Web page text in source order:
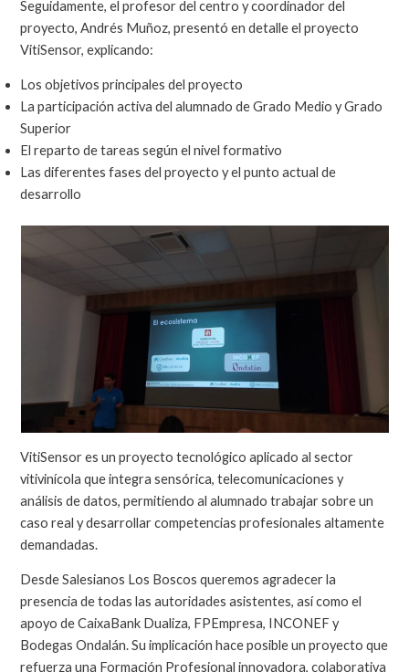
Seguidamente, el profesor del centro y coordinador del
proyecto, Andrés Muñoz, presentó en detalle el proyecto
VitiSensor, explicando:
Los objetivos principales del proyecto
La participación activa del alumnado de Grado Medio y Grado
Superior
El reparto de tareas según el nivel formativo
Las diferentes fases del proyecto y el punto actual de
desarrollo
VitiSensor es un proyecto tecnológico aplicado al sector
vitivinícola que integra sensórica, telecomunicaciones y
análisis de datos, permitiendo al alumnado trabajar sobre un
caso real y desarrollar competencias profesionales altamente
demandadas.
Desde Salesianos Los Boscos queremos agradecer la
presencia de todas las autoridades asistentes, así como el
apoyo de CaixaBank Dualiza, FPEmpresa, INCONEF y
Bodegas Ondalán. Su implicación hace posible un proyecto que
refuerza una Formación Profesional innovadora, colaborativa